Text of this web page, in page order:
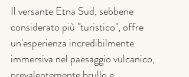
Il versante Etna Sud, sebbene
considerato più "turistico", offre
un'esperienza incredibilmente
immersiva nel paesaggio vulcanico,